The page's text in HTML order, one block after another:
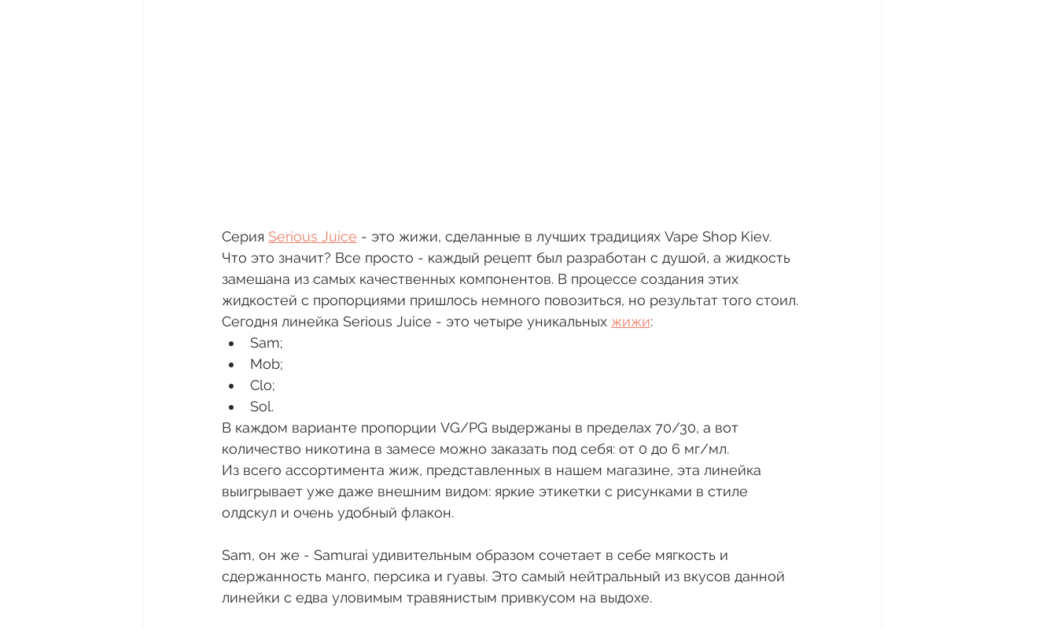
Серия Serious Juice - это жижи, сделанные в лучших традициях Vape Shop Kiev.
Что это значит? Все просто - каждый рецепт был разработан с душой, а жидкость
замешана из самых качественных компонентов. В процессе создания этих
жидкостей с пропорциями пришлось немного повозиться, но результат того стоил.
Сегодня линейка Serious Juice - это четыре уникальных жижи:
Sam;
Mob;
Clo;
Sol.
В каждом варианте пропорции VG/PG выдержаны в пределах 70/30, а вот
количество никотина в замесе можно заказать под себя: от 0 до 6 мг/мл.
Из всего ассортимента жиж, представленных в нашем магазине, эта линейка
выигрывает уже даже внешним видом: яркие этикетки с рисунками в стиле
олдскул и очень удобный флакон.
Sam, он же - Samurai удивительным образом сочетает в себе мягкость и
сдержанность манго, персика и гуавы. Это самый нейтральный из вкусов данной
линейки с едва уловимым травянистым привкусом на выдохе.